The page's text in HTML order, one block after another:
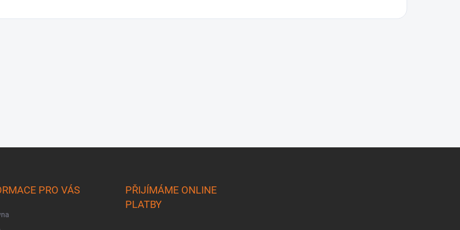
PRO VÁS
PŘIJÍMÁME ONLINE
PLATBY